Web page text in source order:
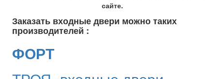
сайте.
Заказать входные двери можно таких
производителей :
ФОРТ